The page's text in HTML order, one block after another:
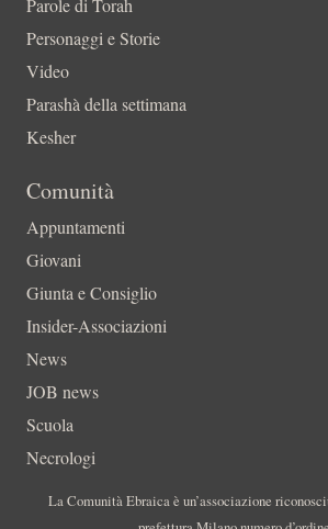
Parole di Torah
Personaggi e Storie
Video
Parashà della settimana
Kesher
Comunità
Appuntamenti
Giovani
Giunta e Consiglio
Insider-Associazioni
News
JOB news
Scuola
Necrologi
La Comunità Ebraica è un’associazione